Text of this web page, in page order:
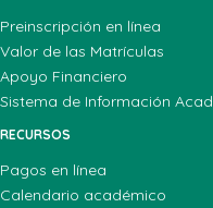
Preinscripción en línea
Valor de las Matrículas
Apoyo Financiero
Sistema de Información
RECURSOS
Pagos en línea
Calendario académico